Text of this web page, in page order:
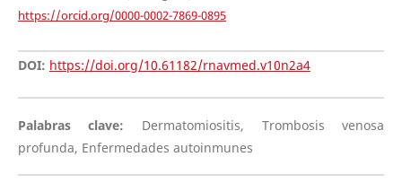
https://orcid.org/0000-0002-7869-0895
DOI: https://doi.org/10.61182/rnavmed.v10n2a4
Palabras clave: Dermatomiositis, Trombosis venosa
profunda, Enfermedades autoinmunes